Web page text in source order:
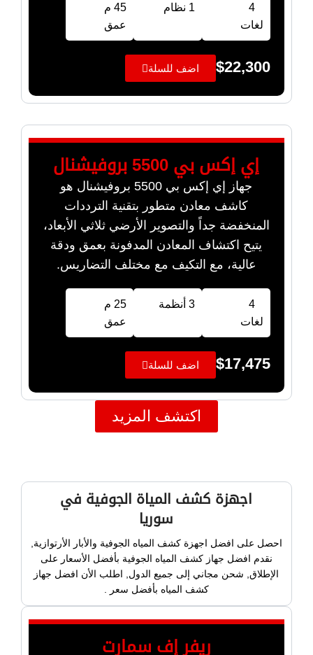
4
لغات
1 نظام
45 م
عمق
$22,300 اضف للسلة
إي إكس بي 5500 بروفيشنال
جهاز إي إكس بي 5500 بروفيشنال هو
كاشف معادن متطور بتقنية الترددات
المنخفضة جداً والتصوير الأرضي ثلاثي الأبعاد،
يتيح اكتشاف المعادن المدفونة بعمق ودقة
عالية، مع التكيف مع مختلف التضاريس.
4
لغات
3 أنظمة
25 م
عمق
$17,475 اضف للسلة
اكتشف المزيد
اجهزة كشف المياة الجوفية في
سوريا
احصل على افضل اجهزة كشف المياه الجوفية والأبار الأرتوازية,
نقدم افضل جهاز كشف المياه الجوفية بأفضل الأسعار على
الإطلاق, شحن مجاني إلى جميع الدول, اطلب الأن افضل جهاز
كشف المياه بأفضل سعر .
ريفر إف سمارت